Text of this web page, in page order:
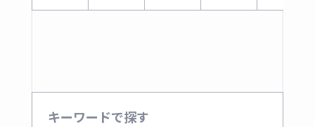
キーワードで探す